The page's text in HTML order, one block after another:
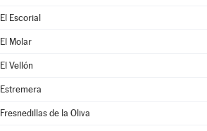
El Escorial
El Molar
El Vellón
Estremera
Fresnedillas de la Oliva